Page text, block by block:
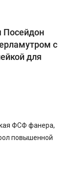
Посейдон
с
для
ФСФ фанера,
повышенной